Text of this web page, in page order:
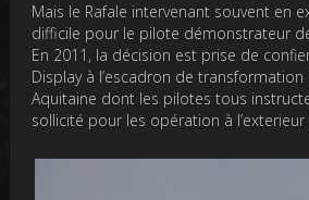
Mais le Rafale intervenant souvent en
difficile pour le pilote démonstrateur
En 2011, la décision est prise de
Display à l’escadron de transformation
Aquitaine dont les pilotes tous
sollicité pour les opération à l’exterieur